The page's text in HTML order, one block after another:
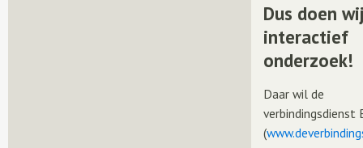
Dus doen
interactief
onderzoek!
Daar wil de
verbindingsdienst
(